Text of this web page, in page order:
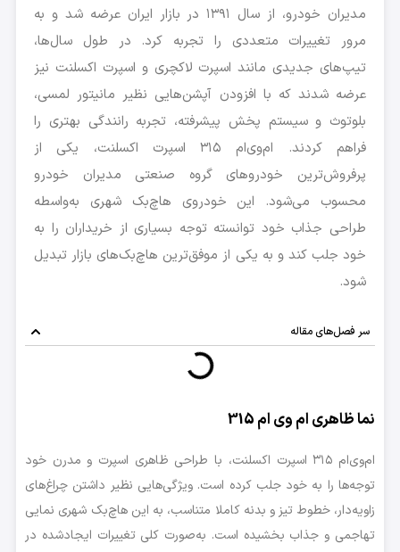
مدیران خودرو، از سال ۱۳۹۱ در بازار ایران عرضه شد و به
مرور تغییرات متعددی را تجربه کرد. در طول سال‌ها،
تیپ‌های جدیدی مانند اسپرت لاکچری و اسپرت اکسلنت نیز
عرضه شدند که با افزودن آپشن‌هایی نظیر مانیتور لمسی،
بلوتوث و سیستم پخش پیشرفته، تجربه رانندگی بهتری را
فراهم کردند. ام‌وی‌ام ۳۱۵ اسپرت اکسلنت، یکی از
پرفروش‌ترین خودروهای گروه صنعتی مدیران خودرو
محسوب می‌شود. این خودروی هاچ‌بک شهری به‌واسطه
طراحی جذاب خود توانسته توجه بسیاری از خریداران را به
خود جلب کند و به یکی از موفق‌ترین هاچ‌بک‌های بازار تبدیل
شود.
سر فصل‌های مقاله
نما ظاهری ام وی ام 315
ام‌وی‌ام ۳۱۵ اسپرت اکسلنت، با طراحی ظاهری اسپرت و مدرن خود
توجه‌ها را به خود جلب کرده است. ویژگی‌هایی نظیر داشتن چراغ‌های
زاویه‌دار، خطوط تیز و بدنه کاملا متناسب، به این هاچ‌بک شهری نمایی
تهاجمی و جذاب بخشیده‌ است. به‌صورت کلی تغییرات ایجادشده در